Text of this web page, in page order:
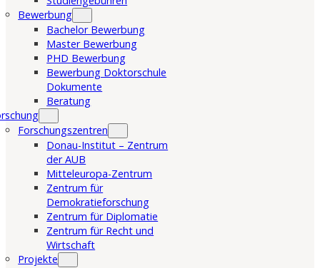
Bewerbung
Bachelor Bewerbung
Master Bewerbung
PHD Bewerbung
Bewerbung Doktorschule
Dokumente
Beratung
Forschungszentren
Donau-Institut – Zentrum
der AUB
Mitteleuropa-Zentrum
Zentrum für
Demokratieforschung
Zentrum für Diplomatie
Zentrum für Recht und
Wirtschaft
Projekte